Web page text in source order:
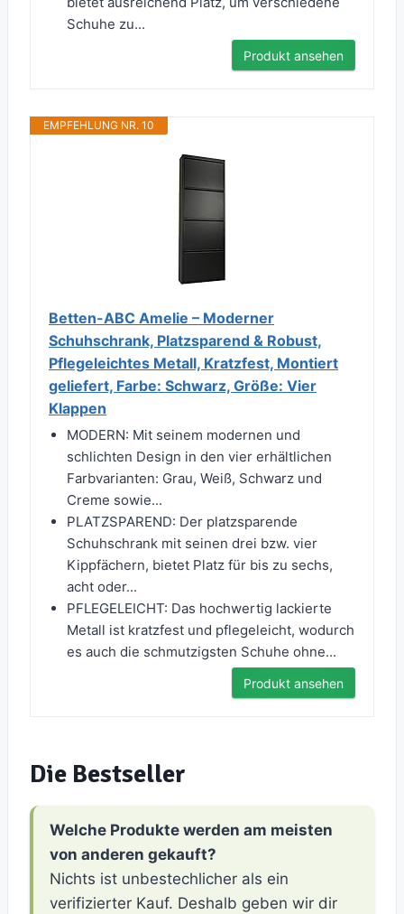
Schuhe zu...
Produkt ansehen
EMPFEHLUNG NR. 10
Betten-ABC Amelie – Moderner
Schuhschrank, Platzsparend & Robust,
Pflegeleichtes Metall, Kratzfest, Montiert
geliefert, Farbe: Schwarz, Größe: Vier
Klappen
MODERN: Mit seinem modernen und
schlichten Design in den vier erhältlichen
Farbvarianten: Grau, Weiß, Schwarz und
Creme sowie...
PLATZSPAREND: Der platzsparende
Schuhschrank mit seinen drei bzw. vier
Kippfächern, bietet Platz für bis zu sechs,
acht oder...
PFLEGELEICHT: Das hochwertig lackierte
Metall ist kratzfest und pflegeleicht, wodurch
es auch die schmutzigsten Schuhe ohne...
Produkt ansehen
Die Bestseller
Welche Produkte werden am meisten
von anderen gekauft?
Nichts ist unbestechlicher als ein
verifizierter Kauf. Deshalb geben wir dir